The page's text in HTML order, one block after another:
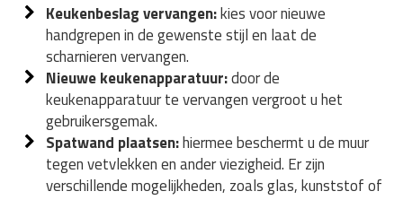
Keukenbeslag vervangen:kies voor nieuwe
handgrepen in de gewenste stijl en laat de
scharnieren vervangen.
Nieuwe keukenapparatuur:door de
keukenapparatuur te vervangen vergroot u het
gebruikersgemak.
Spatwand plaatsen:hiermee beschermt u de muur
tegen vetvlekken en ander viezigheid. Er zijn
verschillende mogelijkheden, zoals glas, kunststof of